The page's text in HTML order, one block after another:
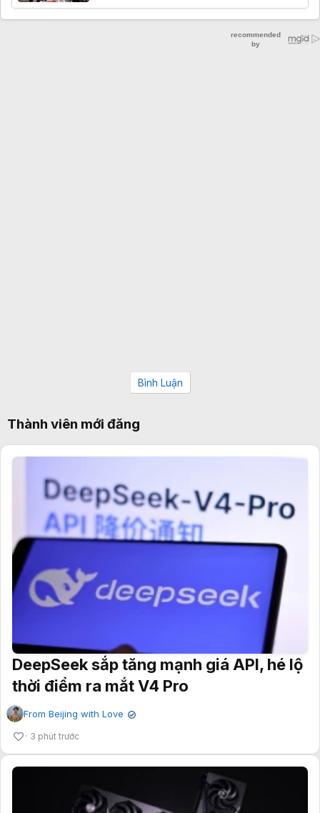
Bình Luận
Thành viên mới đăng
DeepSeek sắp tăng mạnh giá API, hé lộ
thời điểm ra mắt V4 Pro
From Beijing with Love ✔
3 phút trước